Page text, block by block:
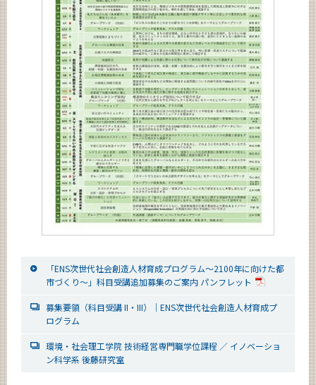
「ENS次世代社会創造人材育成プログラム～2100年に向けた都
市づくり～」科目受講追加募集のご案内 パンフレット
募集要領（科目受講 II・III）｜ENS次世代社会創造人材育成プ
ログラム
環境・社会理工学院 技術経営専門職学位課程 ／ イノベーショ
ン科学系 後藤研究室